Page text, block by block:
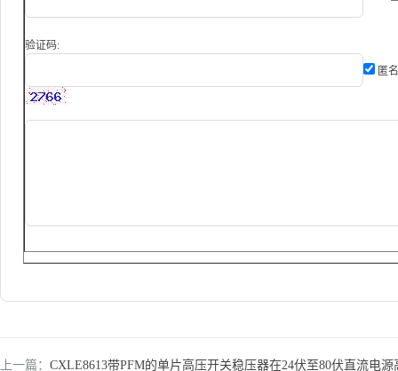
验证码:
匿
上一篇： CXLE8613带PFM的单片高压开关稳压器在24伏至80伏直流电